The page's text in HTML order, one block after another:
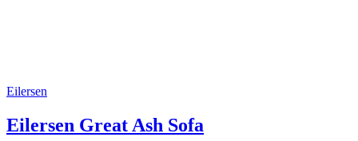
Eilersen
Eilersen Great Ash Sofa